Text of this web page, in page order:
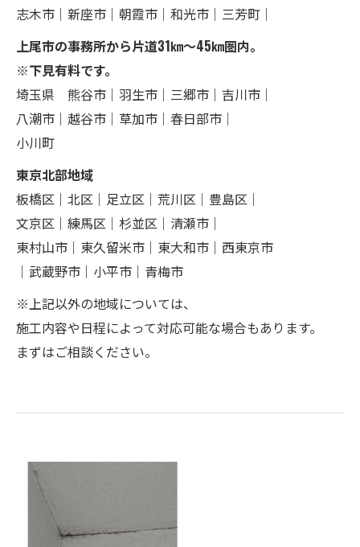
志木市｜新座市｜朝霞市｜和光市｜三芳町｜
上尾市の事務所から片道31㎞～45㎞圏内。
※下見有料です。
埼玉県 熊谷市｜羽生市｜三郷市｜吉川市｜
八潮市｜越谷市｜草加市｜春日部市｜
小川町
東京北部地域
板橋区｜北区｜足立区｜荒川区｜豊島区｜
文京区｜練馬区｜杉並区｜清瀬市｜
東村山市｜東久留米市｜東大和市｜西東京市
｜武蔵野市｜小平市｜青梅市
※上記以外の地域については、
施工内容や日程によって対応可能な場合もあります。
まずはご相談ください。